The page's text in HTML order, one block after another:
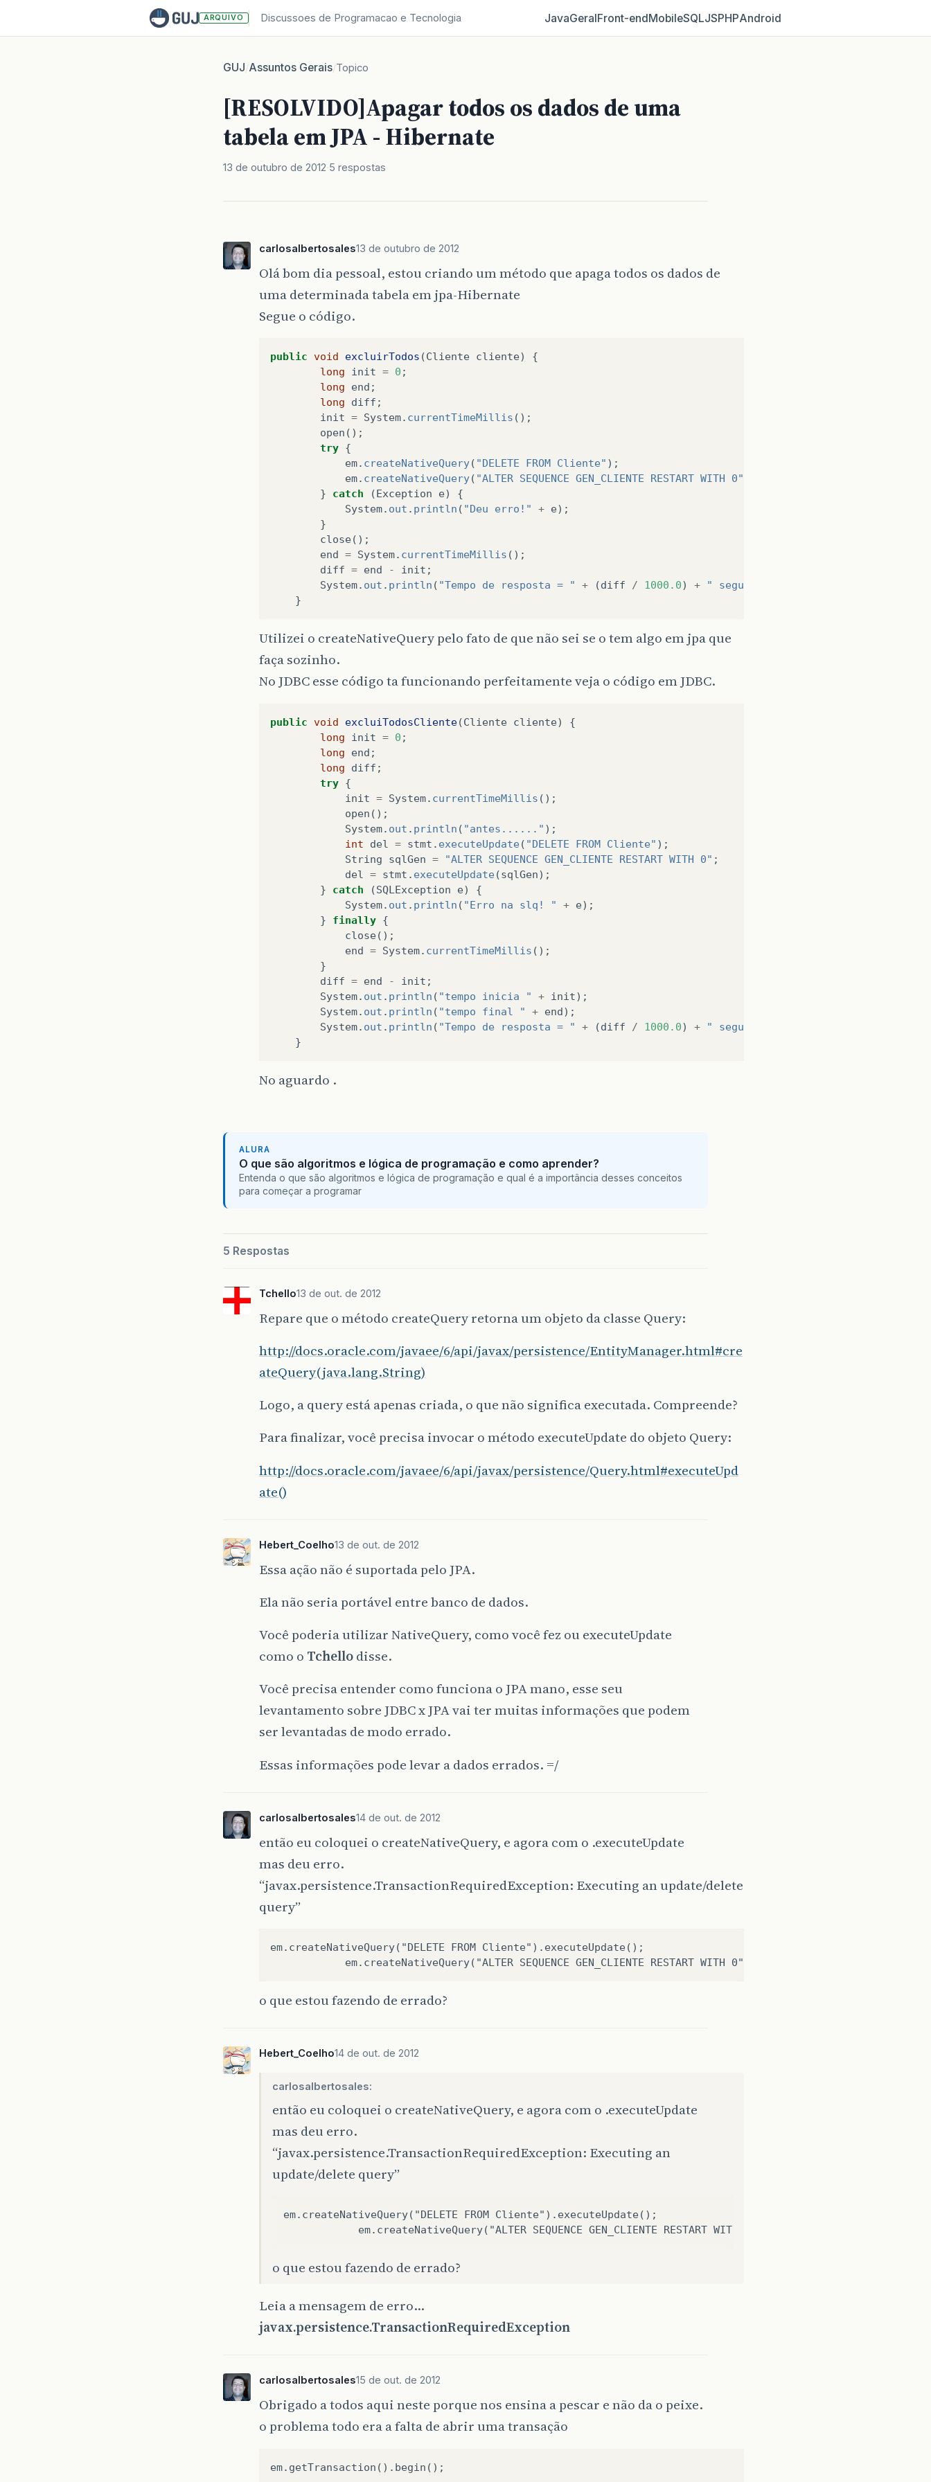
ARQUIVO Discussoes de Programacao e Tecnologia JavaGeralFront‑endMobileSQLJSPHPAndroid
GUJ/Assuntos Gerais/Topico
[RESOLVIDO]Apagar todos os dados de uma
tabela em JPA - Hibernate
13 de outubro de 2012 5 respostas
carlosalbertosales13 de outubro de 2012
Olá bom dia pessoal, estou criando um método que apaga todos os dados de
uma determinada tabela em jpa-Hibernate
Segue o código.
public void excluirTodos (Cliente cliente)
{
long
init = 0 ;
long
end ;
long
diff ;
init = System. currentTimeMillis ();
open ();
try {
em. createNativeQuery( "DELETE FROM Cliente" );
em. createNativeQuery( "ALTER SEQUENCE GEN_CLIENTE RESTART WITH 0"
}
catch (Exception e)
{
System. out . println ( "Deu erro!" + e);
}
close();
end = System. currentTimeMillis ();
diff = end - init ;
System. out . println ( "Tempo de resposta = " + (diff / 1000.0) + " segundos em JPA - Hibernate"
}
Utilizei o createNativeQuery pelo fato de que não sei se o tem algo em jpa que
faça sozinho.
No JDBC esse código ta funcionando perfeitamente veja o código em JDBC.
public void excluiTodosCliente(Cliente cliente)
{
long
init = 0 ;
long
end ;
long
diff ;
try {
init = System. currentTimeMillis ();
open ();
System. out . println ( "antes......" );
int
del = stmt . executeUpdate( "DELETE FROM Cliente" );
String
sqlGen = "ALTER SEQUENCE GEN_CLIENTE RESTART WITH 0" ;
del
= stmt . executeUpdate(sqlGen);
}
catch (SQLException e)
{
System. out . println ( "Erro na slq! " + e);
}
finally {
close();
end = System. currentTimeMillis ();
}
diff = end - init ;
System. out . println ( "tempo inicia " + init);
System. out . println ( "tempo final " + end);
System. out . println ( "Tempo de resposta = " + (diff / 1000.0) + " segundos em JDBC"
}
No aguardo .
ALURA
O que são algoritmos e lógica de programação e como aprender?
Entenda o que são algoritmos e lógica de programação e qual é a importância desses conceitos
para começar a programar
5 Respostas
Tchello13 de out. de 2012
Repare que o método createQuery retorna um objeto da classe Query:
http://docs.oracle.com/javaee/6/api/javax/persistence/EntityManager.html#cre
ateQuery(java.lang.String)
Logo, a query está apenas criada, o que não significa executada. Compreende?
Para finalizar, você precisa invocar o método executeUpdate do objeto Query:
http://docs.oracle.com/javaee/6/api/javax/persistence/Query.html#executeUpd
ate()
Hebert_Coelho13 de out. de 2012
Essa ação não é suportada pelo JPA.
Ela não seria portável entre banco de dados.
Você poderia utilizar NativeQuery, como você fez ou executeUpdate
como o Tchellodisse.
Você precisa entender como funciona o JPA mano, esse seu
levantamento sobre JDBC x JPA vai ter muitas informações que podem
ser levantadas de modo errado.
Essas informações pode levar a dados errados. =/
carlosalbertosales14 de out. de 2012
então eu coloquei o createNativeQuery, e agora com o .executeUpdate
mas deu erro.
“javax.persistence.TransactionRequiredException: Executing an update/delete
query”
em.createNativeQuery("DELETE FROM Cliente").executeUpdate();
o que estou fazendo de errado?
Hebert_Coelho14 de out. de 2012
carlosalbertosales:
então eu coloquei o createNativeQuery, e agora com o .executeUpdate
mas deu erro.
“javax.persistence.TransactionRequiredException: Executing an
update/delete query”
em.createNativeQuery("DELETE FROM Cliente").executeUpdate();
o que estou fazendo de errado?
Leia a mensagem de erro…
javax.persistence.TransactionRequiredException
carlosalbertosales15 de out. de 2012
Obrigado a todos aqui neste porque nos ensina a pescar e não da o peixe.
o problema todo era a falta de abrir uma transação